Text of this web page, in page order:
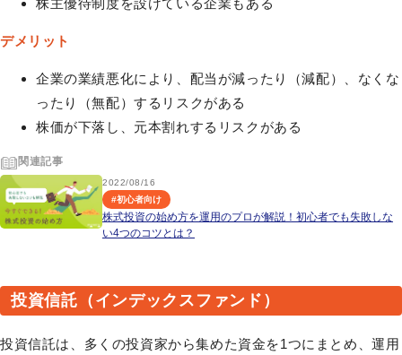
株主優待制度を設けている企業もある
デメリット
企業の業績悪化により、配当が減ったり（減配）、なくな
ったり（無配）するリスクがある
株価が下落し、元本割れするリスクがある
関連記事
2022/08/16
#初心者向け
株式投資の始め方を運用のプロが解説！初心者でも失敗しな
い4つのコツとは？
投資信託（インデックスファンド）
投資信託は、多くの投資家から集めた資金を1つにまとめ、運用